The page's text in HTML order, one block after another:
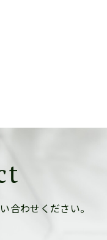
合わせください。